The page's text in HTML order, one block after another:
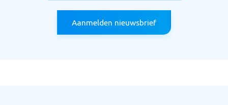
Aanmelden nieuwsbrief